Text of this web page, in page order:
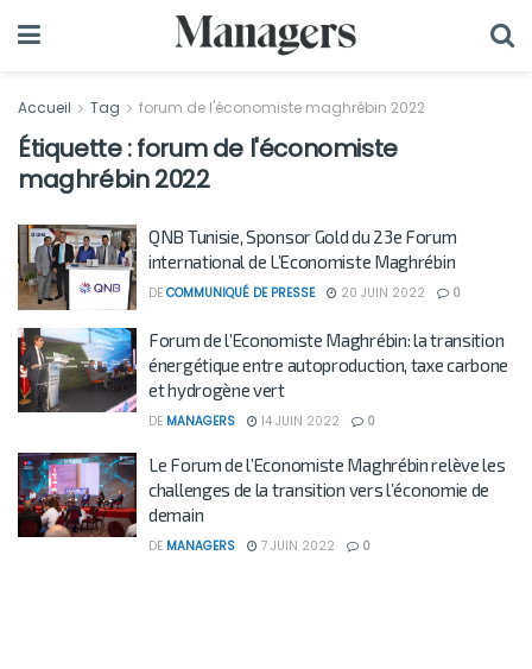
Accueil Tag forum de l'économiste maghrébin 2022
Étiquette :forum de l'économiste
maghrébin 2022
QNB Tunisie, Sponsor Gold du 23e Forum
international de L’Economiste Maghrébin
DE COMMUNIQUÉ DE PRESSE 20 JUIN 2022 0
Forum de l’Economiste Maghrébin: la transition
énergétique entre autoproduction, taxe carbone
et hydrogène vert
DE MANAGERS 14 JUIN 2022 0
Le Forum de l’Economiste Maghrébin relève les
challenges de la transition vers l’économie de
demain
DE MANAGERS 7 JUIN 2022 0